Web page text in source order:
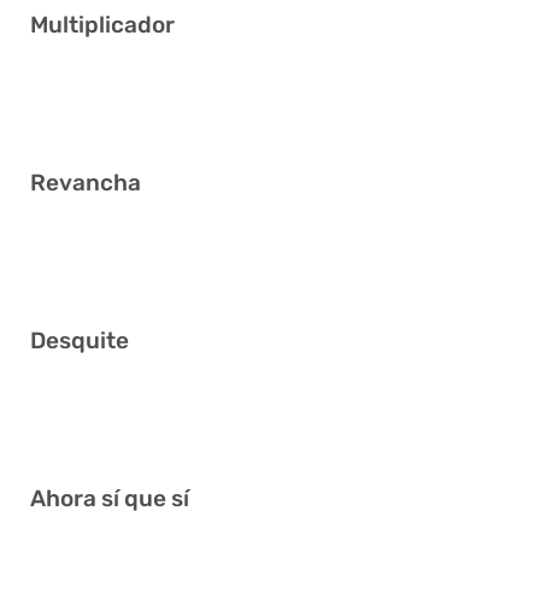
Multiplicador
Revancha
Desquite
Ahora sí que sí